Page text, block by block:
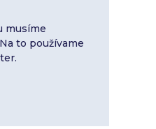
musíme
to používame